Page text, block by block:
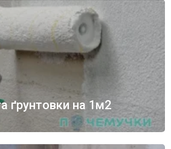
ґрунтовки на 1м2